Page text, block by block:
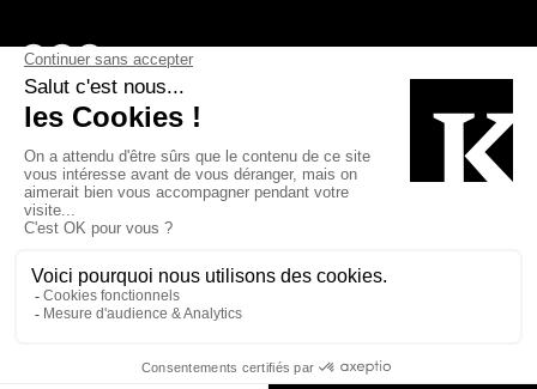
Page Facebook de Kollectif
Page Instagram de Kollectif
Page Linkedin de Kollectif
Bâtiment-Durable-Québec-1
Esquisses-1IRAC-1
MP-1 v2com-1